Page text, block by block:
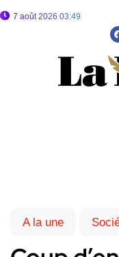
7 août 2026 03:49
A la une